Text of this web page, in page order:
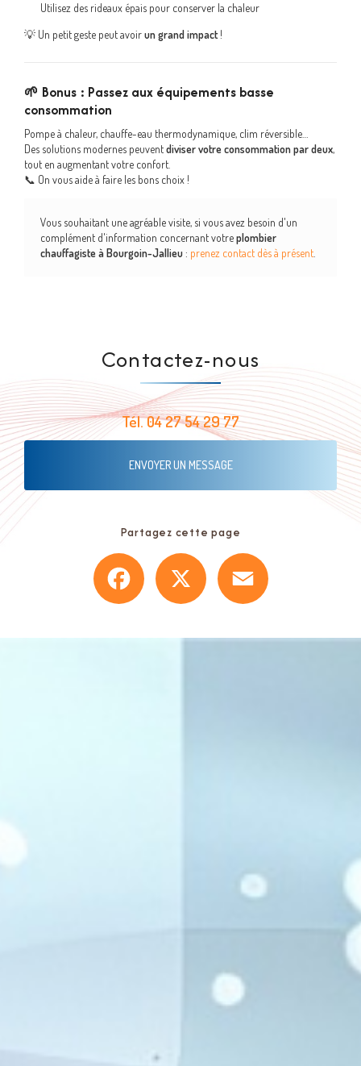
Utilisez des rideaux épais pour conserver la chaleur
💡 Un petit geste peut avoirun grand impact!
🌱 Bonus : Passez aux équipements basse
consommation
Pompe à chaleur, chauffe-eau thermodynamique, clim réversible…
Des solutions modernes peuventdiviser votre consommation par deux,
tout en augmentant votre confort.
📞 On vous aide à faire les bons choix !
Vous souhaitant une agréable visite, si vous avez besoin d'un
complément d'information concernant votreplombier
chauffagiste à Bourgoin-Jallieu : prenez contact dès à présent
Contactez-nous
Tél.04 27 54 29 77
ENVOYER UN MESSAGE
Partagez cette page
Facebook